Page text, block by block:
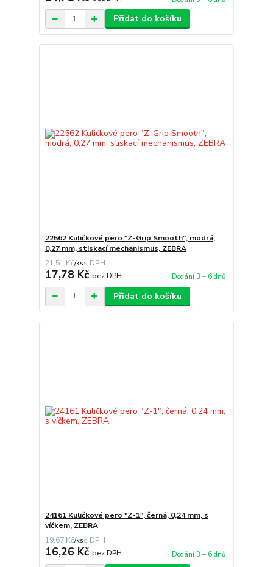
Přidat do košíku
22562 Kuličkové pero "Z-Grip Smooth", modrá,
0,27 mm, stiskací mechanismus, ZEBRA
21,51 Kč/ks
17,78 Kč bez DPH Dodání 3 – 6 dnů
Přidat do košíku
24161 Kuličkové pero "Z-1", černá, 0,24 mm, s
víčkem, ZEBRA
19,67 Kč/ks
16,26 Kč bez DPH Dodání 3 – 6 dnů